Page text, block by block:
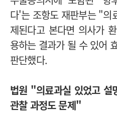
다'는 조항도 재판부는 "의
제된다고 본다면 의사가
용하는 결과가 될 수 있어
판단했다.
법원 "의료과실 있었고 설
관찰 과정도 문제"